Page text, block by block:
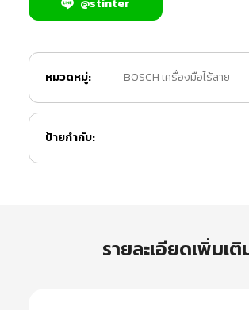
หมวดหมู่: BOSCH เครื่องมือไร้สาย
ป้ายกำกับ:
รายละเอียดเพิ่มเติ